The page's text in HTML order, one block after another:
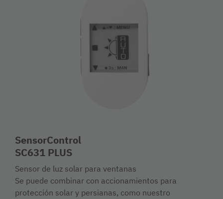
SensorControl
SC631 PLUS
Sensor de luz solar para ventanas
Se puede combinar con accionamientos para
protección solar y persianas, como nuestro